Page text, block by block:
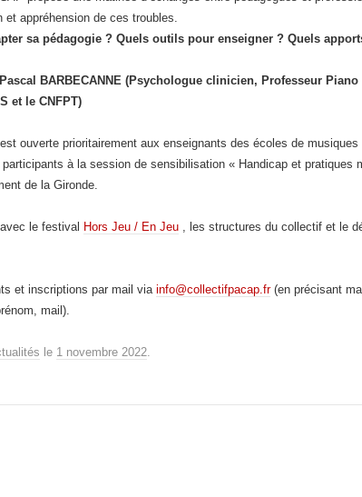
et appréhension de ces troubles.
sa pédagogie ? Quels outils pour enseigner ? Quels
Pascal BARBECANNE (Psychologue clinicien, Professeur
et le CNFPT)
ouverte prioritairement aux enseignants des écoles de
participants à la session de sensibilisation « Handicap et pratiques
de la Gironde.
le festival Hors Jeu / En Jeu , les structures du collectif et le
et inscriptions par mail via info@collectifpacap.fr(en précisant
mail).
le 1 novembre 2022.